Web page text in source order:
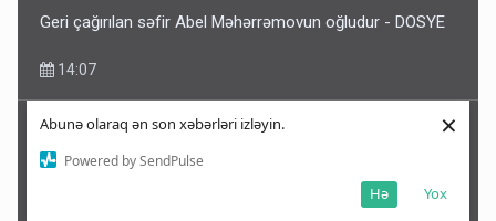
Abunə olaraq ən son xəbərləri izləyin.
Powered by SendPulse
Yox
Hə
×
Geri çağırılan səfir Abel Məhərrəmovun oğludur - DOSYE
14:07